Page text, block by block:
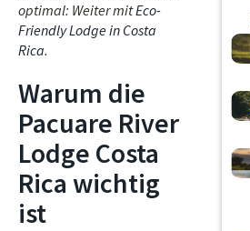
optimal: Weiter mitEco-
Friendly Lodge in Costa
Rica.
Warum die
Pacuare River
Lodge Costa
Rica wichtig
ist